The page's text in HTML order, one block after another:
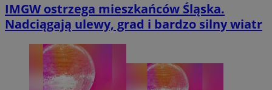
IMGW ostrzega mieszkańców Śląska.
Nadciągają ulewy, grad i bardzo silny wiatr